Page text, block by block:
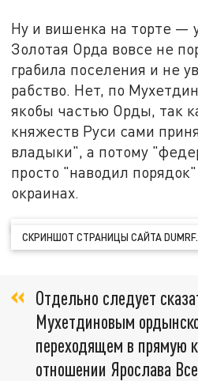
Ну и вишенка на торте —
Золотая Орда вовсе не
грабила поселения и не
рабство. Нет, по
якобы частью Орды, так
княжеств Руси сами
владыки", а потому
просто "наводил
окраинах.
СКРИНШОТ СТРАНИЦЫ САЙТА
Отдельно следует
Мухетдиновым
переходящем в прямую
отношении Ярослава